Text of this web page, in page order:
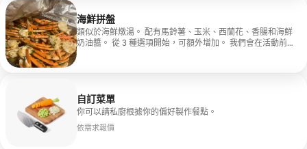
海鮮拼盤
類似於海鮮燉湯。 配有馬鈴薯、玉米、西蘭花、香腸和海鮮
奶油醬。 從 3 種選項開始，可額外增加。 我們會在活動前
自訂菜單
你可以請私廚根據你的偏好製作餐點。
依需求報價